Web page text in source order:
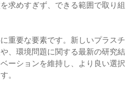
求めすぎず、できる範囲で取り組
重要な要素です。新しいプラスチ
、環境問題に関する最新の研究結
ーションを維持し、より良い選択
。